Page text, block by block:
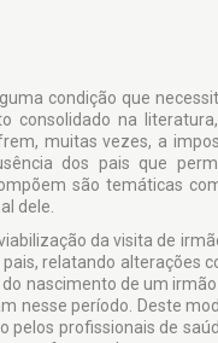
condição que
consolidado na
muitas vezes, a
dos pais que
são temáticas
dele.
da visita de
relatando alterações
nascimento de um
nesse período. Deste
pelos profissionais de